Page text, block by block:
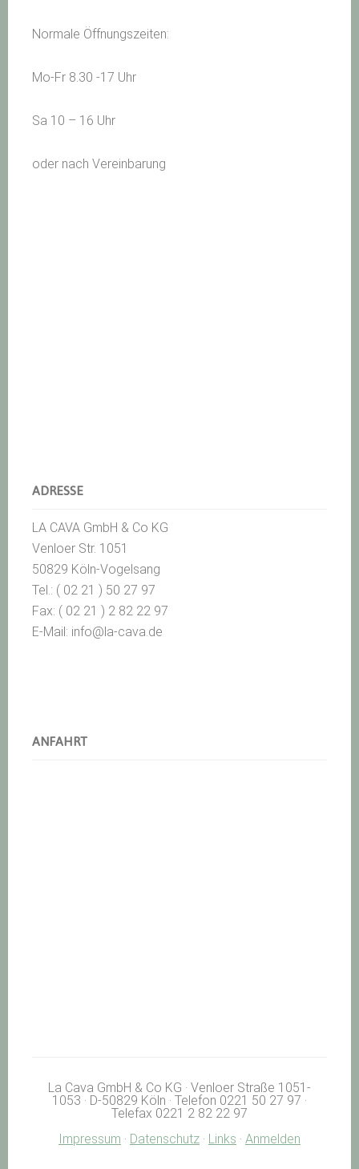
Normale Öffnungszeiten:
Mo-Fr 8.30 -17 Uhr
Sa 10 – 16 Uhr
oder nach Vereinbarung
ADRESSE
LA CAVA GmbH & Co KG
Venloer Str. 1051
50829 Köln-Vogelsang
Tel.: ( 02 21 ) 50 27 97
Fax: ( 02 21 ) 2 82 22 97
E-Mail: info@la-cava.de
ANFAHRT
La Cava GmbH & Co KG · Venloer Straße 1051-
1053 · D-50829 Köln · Telefon 0221 50 27 97 ·
Telefax 0221 2 82 22 97
Impressum · Datenschutz · Links · Anmelden